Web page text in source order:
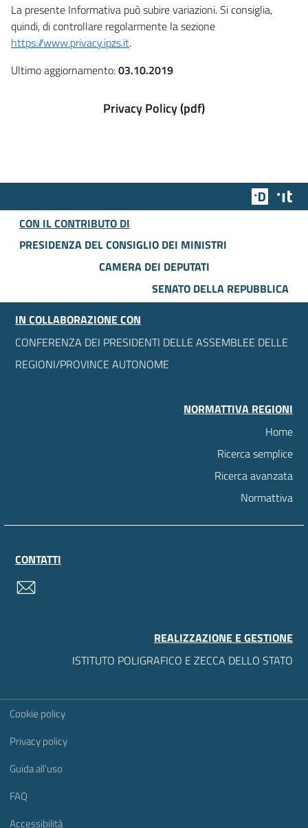
La presente Informativa può subire variazioni. Si consiglia,
quindi, di controllare regolarmente la sezione
https://www.privacy.ipzs.it.
Ultimo aggiornamento:03.10.2019
Privacy Policy (pdf)
Team
CON IL CONTRIBUTO DI
PRESIDENZA DEL CONSIGLIO DEI MINISTRI
CAMERA DEI DEPUTATI
SENATO DELLA REPUBBLICA
IN COLLABORAZIONE CON
CONFERENZA DEI PRESIDENTI DELLE ASSEMBLEE DELLE
REGIONI/PROVINCE AUTONOME
NORMATTIVA REGIONI
Home
Ricerca semplice
Ricerca avanzata
Normattiva
CONTATTI
REALIZZAZIONE E GESTIONE
ISTITUTO POLIGRAFICO E ZECCA DELLO STATO
Sezione Link Utili
Cookie policy
Privacy policy
Guida all'uso
FAQ
Accessibilità